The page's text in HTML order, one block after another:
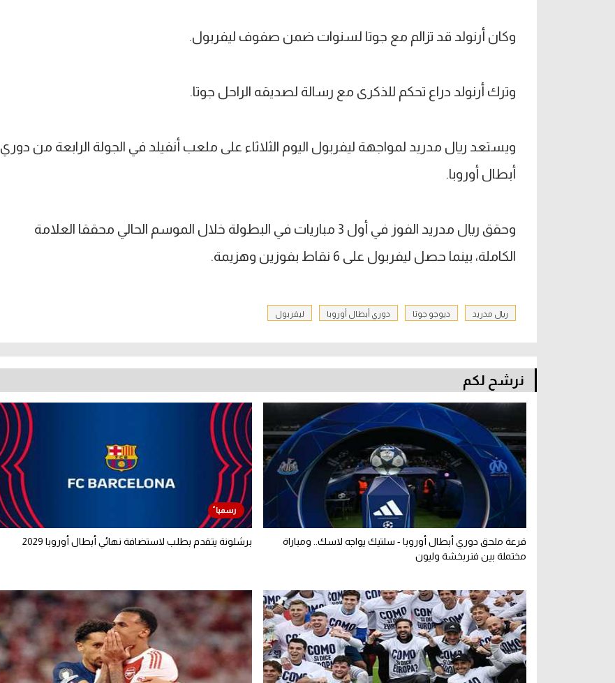
وكان أرنولد قد تزالم مع جوتا لسنوات ضمن صفوف ليفربول.
وترك أرنولد دراع تحكم للذكرى مع رسالة لصديقه الراحل جوتا.
ويستعد ريال مدريد لمواجهة ليفربول اليوم الثلاثاء على ملعب أنفيلد في الجولة الرابعة من دوري
أبطال أوروبا.
وحقق ريال مدريد الفوز في أول 3 مباريات في البطولة خلال الموسم الحالي محققا العلامة
الكاملة، بينما حصل ليفربول على 6 نقاط بفوزين وهزيمة.
ريال مدريد ديوجو جوتا دوري أبطال أوروبا ليفربول
نرشح لكم
قرعة ملحق دوري أبطال أوروبا - سلتيك يواجه لاسك.. ومباراة
مختملة بين فنربخشة وليون
برشلونة يتقدم بطلب لاستضافة نهائي أبطال أوروبا 2029